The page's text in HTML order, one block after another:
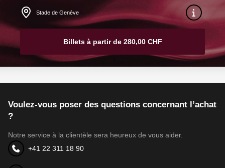
Stade de Genève
Billets à partir de 280,00 CHF
Voulez-vous poser des questions concernant l’achat
?
Notre service à la clientèle sera heureux de vous aider.
+41 22 311 18 90